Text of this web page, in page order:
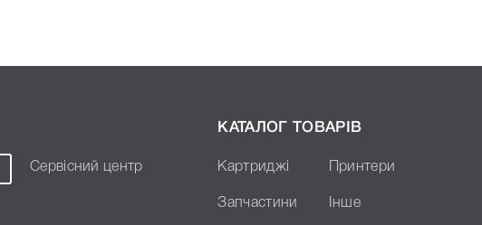
Сервісний центр
КАТАЛОГ ТОВАРІВ
Картриджі Принтери
Запчастини Інше